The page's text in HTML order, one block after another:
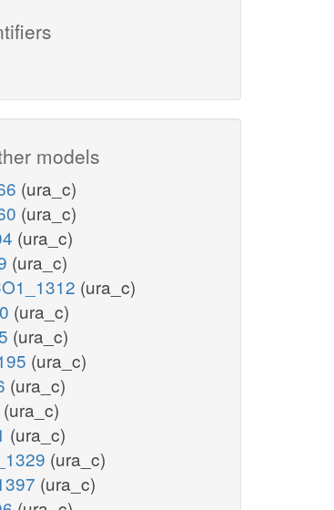
models
(ura_c)
(ura_c)
(ura_c)
(ura_c)
(ura_c)
(ura_c)
(ura_c)
(ura_c)
(ura_c)
(ura_c)
(ura_c)
(ura_c)
(ura_c)